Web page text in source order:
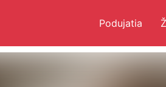
Podujatia